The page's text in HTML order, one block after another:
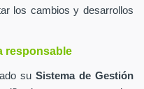
los cambios y desarrollos
responsable
su Sistema de Gestión